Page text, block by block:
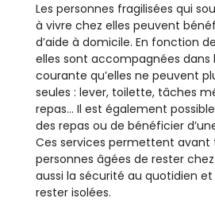
Les personnes fragilisées qui
à vivre chez elles peuvent
d’aide à domicile. En fonction
elles sont accompagnées dans
courante qu’elles ne peuvent
seules : lever, toilette, tâches
repas… Il est également
des repas ou de bénéficier
Ces services permettent avant
personnes âgées de rester
aussi la sécurité au quotidien
rester isolées.